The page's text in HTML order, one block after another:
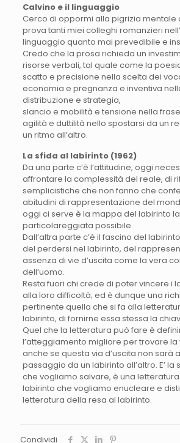
Calvino e il linguaggio
Cerco di oppormi alla pigrizia mentale
prova tanti miei colleghi romanzieri
linguaggio quanto mai prevedibile e
Credo che la prosa richieda un
risorse verbali, tal quale come la
scatto e precisione nella scelta dei
economia e pregnanza e inventiva
distribuzione e strategia,
slancio e mobilità e tensione nella
agilità e duttilità nello spostarsi da un
un ritmo all’altro.
La sfida al labirinto (1962)
Da una parte c’è l’attitudine, oggi
affrontare la complessità del reale, di
semplicistiche che non fanno che
abitudini di rappresentazione del
oggi ci serve è la mappa del labirinto
particolareggiata possibile.
Dall’altra parte c’è il fascino del
del perdersi nel labirinto, del
assenza di vie d’uscita come la vera
dell’uomo.
Resta fuori chi crede di poter vincere i
alla loro difficoltà; ed è dunque una
pertinente quella che si fa alla
labirinto, di fornirne essa stessa la
Quel che la letteratura può fare è
l’atteggiamento migliore per trovare la
anche se questa via d’uscita non sarà
passaggio da un labirinto all’altro. E’ la
che vogliamo salvare, è una
labirinto che vogliamo enucleare e
letteratura della resa al labirinto.
Condividi